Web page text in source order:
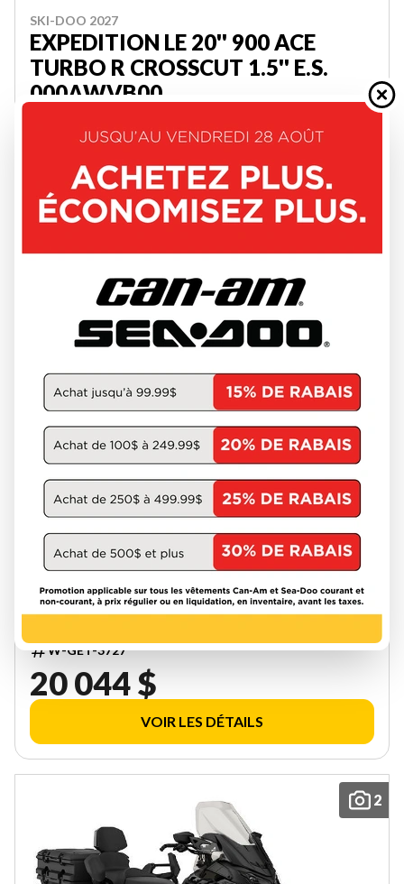
SKI-DOO 2027
EXPEDITION LE 20'' 900 ACE
TURBO R CROSSCUT 1.5'' E.S.
000AWVB00
22 694 $
VOIR LES DÉTAILS
SKI-DOO 2027
SKANDIC LE 24'' 600RR E-TEC
SILENT COBRA 1.5'' E.S.
000ALVC00
W-GET-3727
20 044 $
VOIR LES DÉTAILS
2